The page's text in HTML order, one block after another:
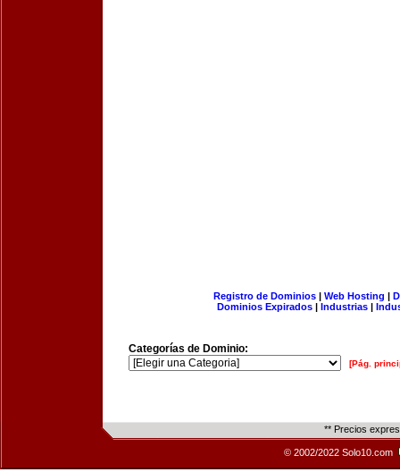
Registro de Dominios| Web Hosting |
Dominios Expirados | Industrias |
Categorías de Dominio:
[Pág.
** Precios
© 2002/2022 Solo10.com